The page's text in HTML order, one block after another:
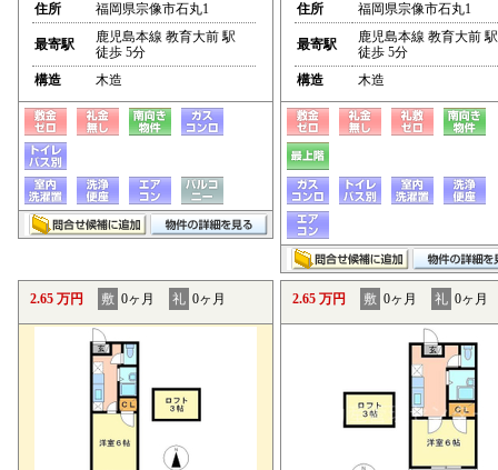
住所
福岡県宗像市石丸1
最寄駅
鹿児島本線 教育大前 駅
徒歩 5分
構造
木造
住所
福岡県宗像市石丸1
最寄駅
鹿児島本線 教育大前 駅
徒歩 5分
構造
木造
2.65 万円 敷 0ヶ月 礼 0ヶ月 2.65 万円 敷 0ヶ月 礼 0ヶ月